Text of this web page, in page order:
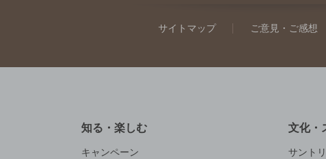
サイトマップ ご意見・ご感想
知る・楽しむ
キャンペーン
文化・
サント